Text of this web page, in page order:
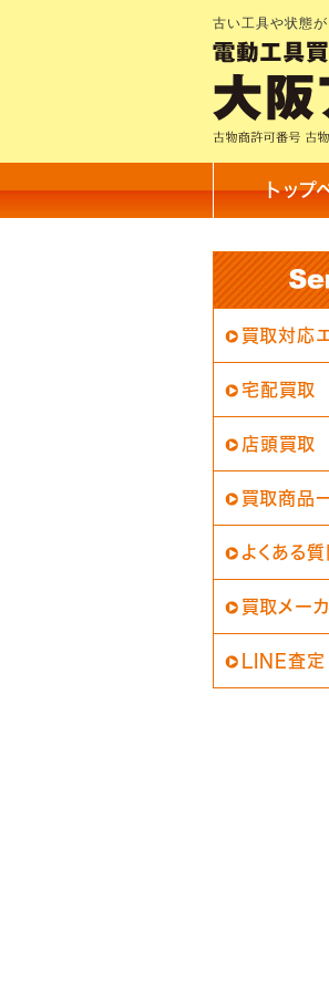
古い工具や状態
トップ
買取対応
宅配買取
店頭買取
買取商品
よくある質
買取メー
LINE査定